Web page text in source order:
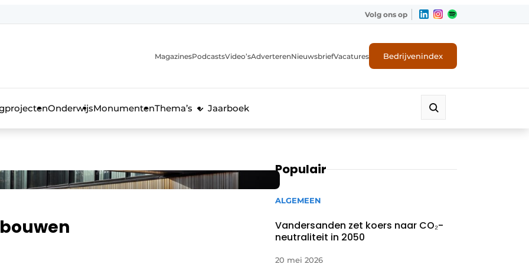
Volg ons op
MagazinesPodcastsVideo’sAdverterenNieuwsbriefVacatures Bedrijvenindex
OnderwijsMonumentenThema’s Jaarboek
Populair
ALGEMEEN
Vandersanden zet koers naar CO₂-
neutraliteit in 2050
20 mei 2026